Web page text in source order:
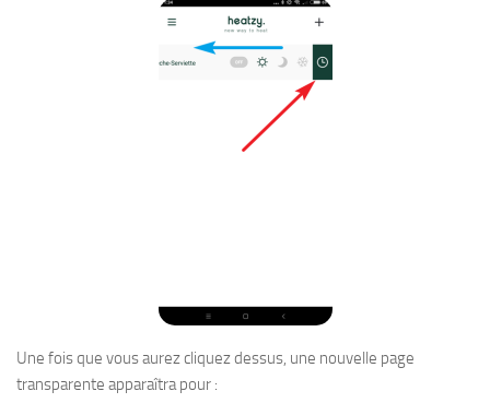
Une fois que vous aurez cliquez dessus, une nouvelle page
transparente apparaîtra pour :